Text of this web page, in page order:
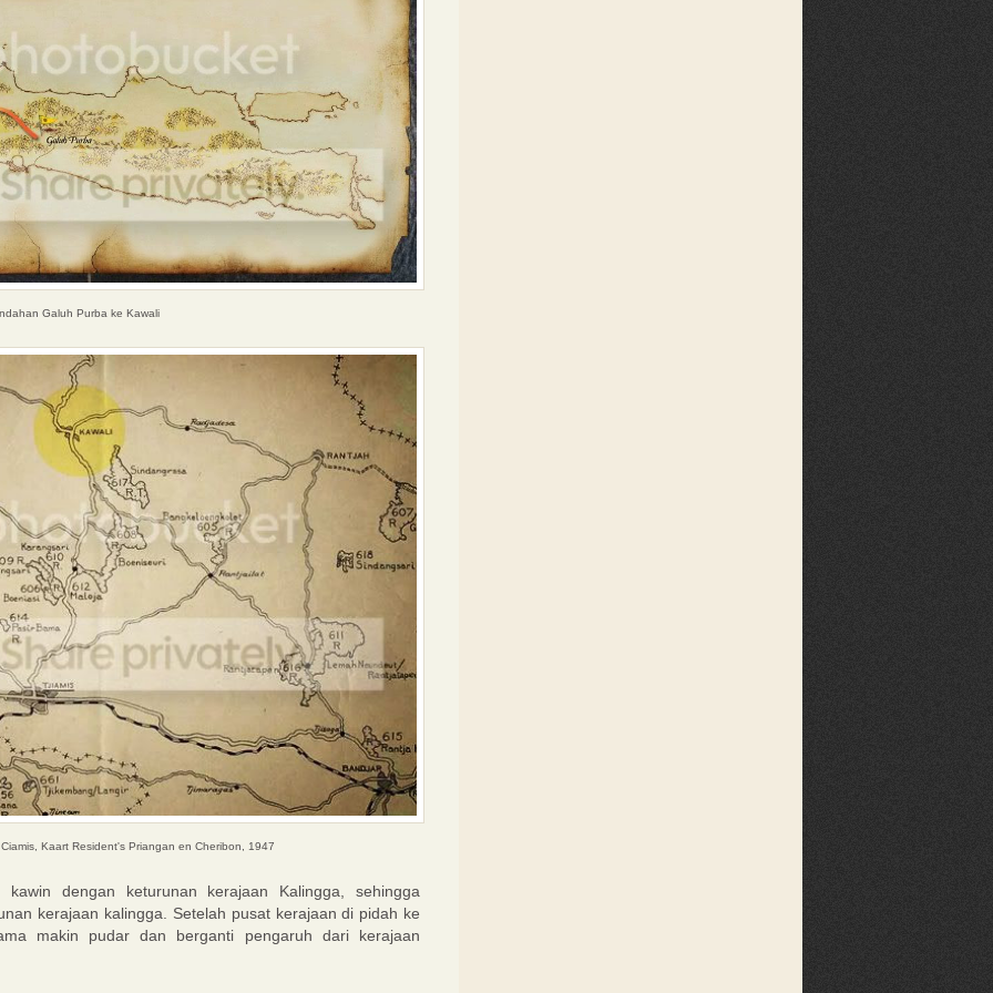
Galuh Purba ke Kawali
Kaart Resident's Priangan en Cheribon, 1947
dengan keturunan kerajaan Kalingga, sehingga
kerajaan kalingga. Setelah pusat kerajaan di pidah ke
makin pudar dan berganti pengaruh dari kerajaan